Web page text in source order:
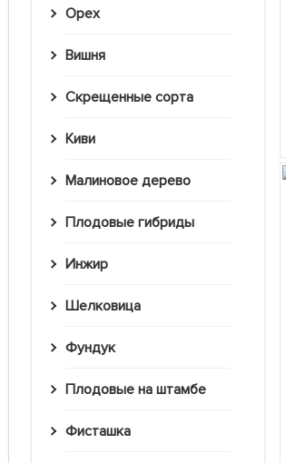
Орех
Вишня
Скрещенные сорта
Киви
Малиновое дерево
Плодовые гибриды
Инжир
Шелковица
Фундук
Плодовые на штамбе
Фисташка